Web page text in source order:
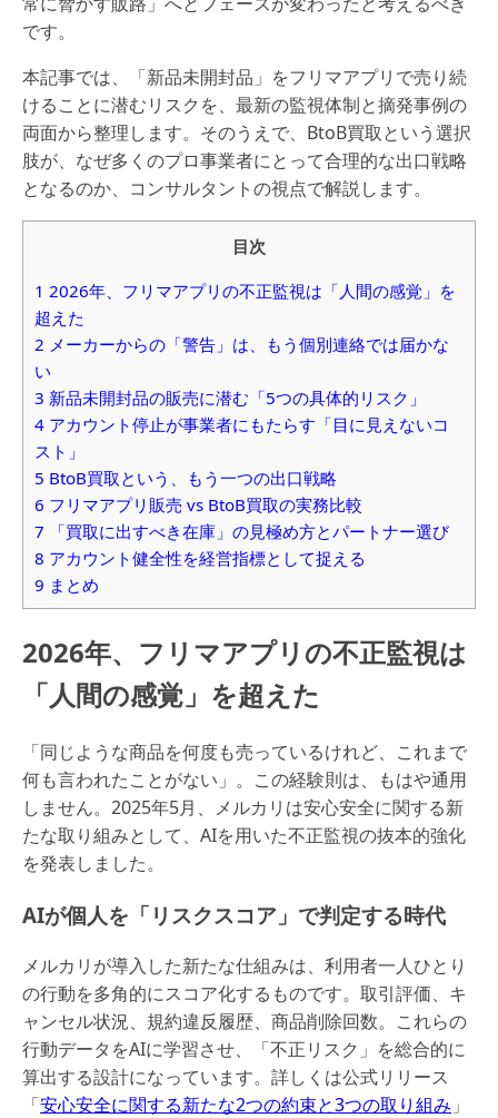
です。
本記事では、「新品未開封品」をフリマアプリで売り続
けることに潜むリスクを、最新の監視体制と摘発事例の
両面から整理します。そのうえで、BtoB買取という選択
肢が、なぜ多くのプロ事業者にとって合理的な出口戦略
となるのか、コンサルタントの視点で解説します。
目次
1 2026年、フリマアプリの不正監視は「人間の感覚」を
超えた
2 メーカーからの「警告」は、もう個別連絡では届かな
い
3 新品未開封品の販売に潜む「5つの具体的リスク」
4 アカウント停止が事業者にもたらす「目に見えないコ
スト」
5 BtoB買取という、もう一つの出口戦略
6 フリマアプリ販売 vs BtoB買取の実務比較
7 「買取に出すべき在庫」の見極め方とパートナー選び
8 アカウント健全性を経営指標として捉える
9 まとめ
2026年、フリマアプリの不正監視は
「人間の感覚」を超えた
「同じような商品を何度も売っているけれど、これまで
何も言われたことがない」。この経験則は、もはや通用
しません。2025年5月、メルカリは安心安全に関する新
たな取り組みとして、AIを用いた不正監視の抜本的強化
を発表しました。
AIが個人を「リスクスコア」で判定する時代
メルカリが導入した新たな仕組みは、利用者一人ひとり
の行動を多角的にスコア化するものです。取引評価、キ
ャンセル状況、規約違反履歴、商品削除回数。これらの
行動データをAIに学習させ、「不正リスク」を総合的に
算出する設計になっています。詳しくは公式リリース
「安心安全に関する新たな2つの約束と3つの取り組み 」